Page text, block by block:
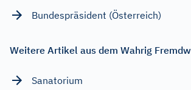
Bundespräsident (Österreich)
Weitere Artikel aus dem Wahrig
Sanatorium